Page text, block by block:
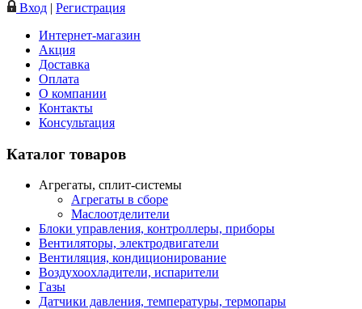
Вход | Регистрация
Интернет-магазин
Акция
Доставка
Оплата
О компании
Контакты
Консультация
Каталог товаров
Агрегаты, сплит-системы
Агрегаты в сборе
Маслоотделители
Блоки управления, контроллеры, приборы
Вентиляторы, электродвигатели
Вентиляция, кондиционирование
Воздухоохладители, испарители
Газы
Датчики давления, температуры, термопары